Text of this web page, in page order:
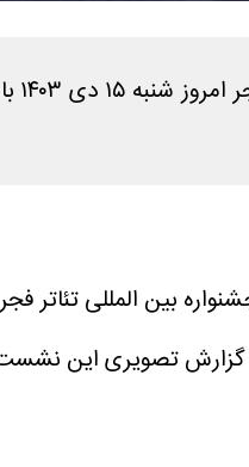
گزارش تصویری این